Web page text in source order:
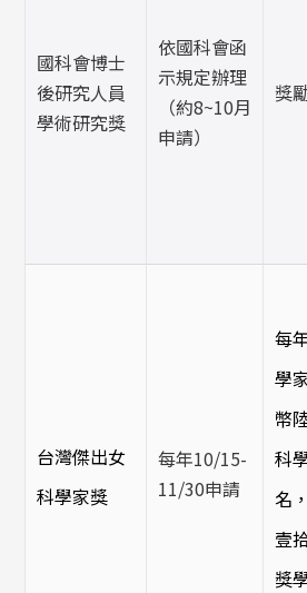
國科會博士
後研究人員
學術研究獎
依國科會函
示規定辦理
（約8~10月
申請）
獎
台灣傑出女
科學家獎
每年10/15-
11/30申請
每
學
幣
科
名
壹
獎